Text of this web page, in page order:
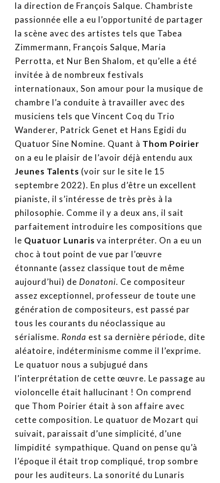
la direction de François Salque. Chambriste
passionnée elle a eu l’opportunité de partager
la scène avec des artistes tels que Tabea
Zimmermann, François Salque, Maria
Perrotta, et Nur Ben Shalom, et qu’elle a été
invitée à de nombreux festivals
internationaux, Son amour pour la musique de
chambre l’a conduite à travailler avec des
musiciens tels que Vincent Coq du Trio
Wanderer, Patrick Genet et Hans Egidi du
Quatuor Sine Nomine. Quant à Thom Poirier
on a eu le plaisir de l’avoir déjà entendu aux
Jeunes Talents (voir sur le site le 15
septembre 2022). En plus d’être un excellent
pianiste, il s’intéresse de très près à la
philosophie. Comme il y a deux ans, il sait
parfaitement introduire les compositions que
le Quatuor Lunaris va interpréter. On a eu un
choc à tout point de vue par l’œuvre
étonnante (assez classique tout de même
aujourd’hui) de Donatoni. Ce compositeur
assez exceptionnel, professeur de toute une
génération de compositeurs, est passé par
tous les courants du néoclassique au
sérialisme. Ronda est sa dernière période, dite
aléatoire, indéterminisme comme il l’exprime.
Le quatuor nous a subjugué dans
l’interprétation de cette œuvre. Le passage au
violoncelle était hallucinant ! On comprend
que Thom Poirier était à son affaire avec
cette composition. Le quatuor de Mozart qui
suivait, paraissait d’une simplicité, d’une
limpidité sympathique. Quand on pense qu’à
l’époque il était trop compliqué, trop sombre
pour les auditeurs. La sonorité du Lunaris